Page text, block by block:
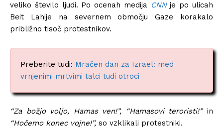
veliko število ljudi. Po ocenah medija CNNje po ulicah
Beit Lahije na severnem območju Gaze korakalo
približno tisoč protestnikov.
Preberite tudi: Mračen dan za Izrael: med
vrnjenimi mrtvimi talci tudi otroci
“Za božjo voljo, Hamas ven!”, “Hamasovi teroristi!” in
“Hočemo konec vojne!”, so vzklikali protestniki.